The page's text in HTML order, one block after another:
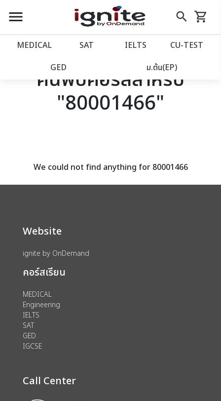
close
account_balance หน้าแรก
เว็บไซต์อิกไนท์
โปรโมชั่น
assignment ลงทะเบียน
menu search
Skip
to
shopping_cart
รถเข็น
MEDICAL SAT IELTS CU‑TEST
GED ม.ต้น(EP)
ค้นพบคอร์สสำหรับ
"80001466"
We could not find anything for 80001466
Website
ignite by OnDemand
คอร์สเรียน
MEDICAL
Engineering
IELTS
SAT
GED
IGCSE
Call Center